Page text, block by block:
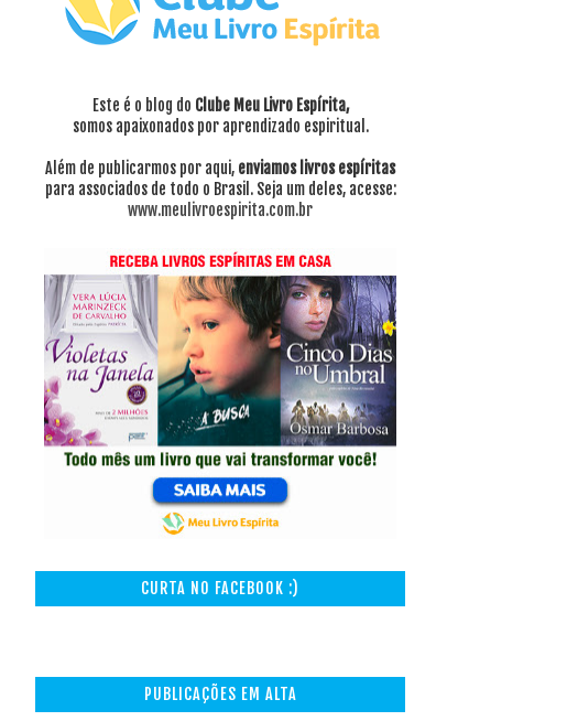
Este é o blog do Clube Meu Livro Espírita,
somos apaixonados por aprendizado espiritual.
Além de publicarmos por aqui, enviamos livros espíritas
para associados de todo o Brasil. Seja um deles, acesse:
www.meulivroespirita.com.br
CURTA NO FACEBOOK :)
PUBLICAÇÕES EM ALTA